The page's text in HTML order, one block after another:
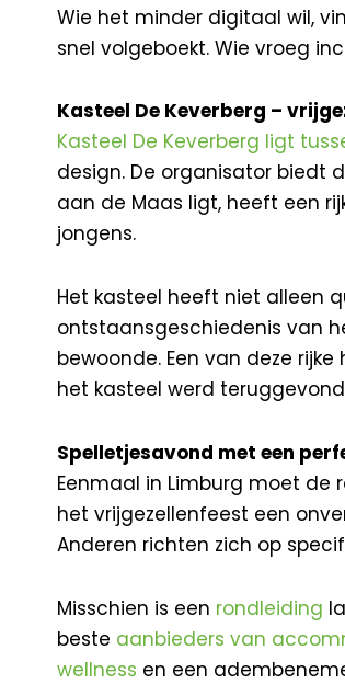
Wie het minder digitaal wil,
snel volgeboekt. Wie vroeg
Kasteel De Keverberg –
Kasteel De Keverberg ligt
design. De organisator biedt
aan de Maas ligt, heeft een
jongens.
Het kasteel heeft niet alleen
ontstaansgeschiedenis van
bewoonde. Een van deze
het kasteel werd
Spelletjesavond met een
Eenmaal in Limburg moet de
het vrijgezellenfeest een
Anderen richten zich op
Misschien is een rondleiding
beste aanbieders van
wellness en een